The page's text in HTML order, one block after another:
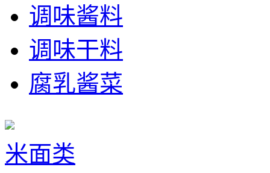
调味酱料
调味干料
腐乳酱菜
米面类